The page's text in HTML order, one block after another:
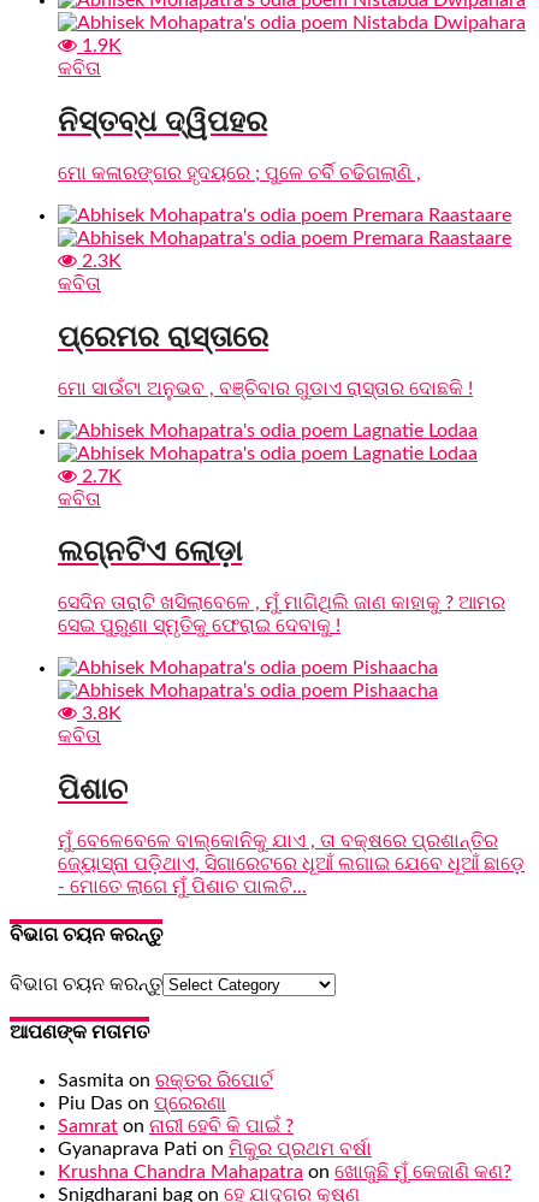
1.9K
କବିତା
ନିସ୍ତବ୍ଧ ଦ୍ୱିପହର
ମୋ କଳାରଙ୍ଗର ହୃଦୟରେ ; ପୁଳେ ଚର୍ବି ଚଢିଗଲାଣି ,
2.3K
କବିତା
ପ୍ରେମର ରାସ୍ତାରେ
ମୋ ସାଉଁଟା ଅନୁଭବ , ବଞ୍ଚିବାର ଗୁଡାଏ ରାସ୍ତାର ଦୋଛକି !
2.7K
କବିତା
ଲଗ୍ନଟିଏ ଲୋଡ଼ା
ସେଦିନ ତାରାଟି ଖସିଲାବେଳେ , ମୁଁ ମାଗିଥିଲି ଜାଣ କାହାକୁ ? ଆମର
ସେଇ ପୁରୁଣା ସ୍ମୃତିକୁ ଫେରାଇ ଦେବାକୁ !
3.8K
କବିତା
ପିଶାଚ
ମୁଁ ବେଳେବେଳେ ବାଲ୍‌କୋନିକୁ ଯାଏ , ତା ବକ୍ଷରେ ପ୍ରଶାନ୍ତିର
ଜ୍ୟୋସ୍ନା ପଡ଼ିଥାଏ, ସିଗାରେଟରେ ଧୂଆଁ ଲଗାଇ ଯେବେ ଧୂଆଁ ଛାଡ଼େ
- ମୋତେ ଲାଗେ ମୁଁ ପିଶାଚ ପାଲଟି...
ବିଭାଗ ଚୟନ କରନ୍ତୁ
ବିଭାଗ ଚୟନ କରନ୍ତୁ
ଆପଣଙ୍କ ମତାମତ
Sasmita on ରକ୍ତର ରିପୋର୍ଟ
Piu Das on ପ୍ରେରଣା
Samrat on ନାରୀ ହେବି କି ପାଇଁ ?
Gyanaprava Pati on ମିକୁର ପ୍ରଥମ ବର୍ଷା
Krushna Chandra Mahapatra on ଖୋଜୁଛି ମୁଁ କେଜାଣି କଣ?
Snigdharani bag on ହେ ଯାଦୁଗର କୃଷ୍ଣ